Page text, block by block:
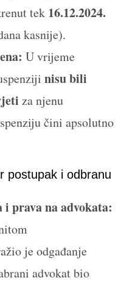
tek 16.12.2024.
kasnije).
U vrijeme
nisu bili
za njenu
čini apsolutno
postupak i odbranu
prava na advokata:
je odgađanje
advokat bio